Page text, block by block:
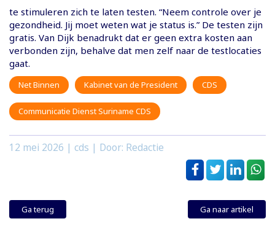
te stimuleren zich te laten testen. “Neem controle over je
gezondheid. Jij moet weten wat je status is.” De testen zijn
gratis. Van Dijk benadrukt dat er geen extra kosten aan
verbonden zijn, behalve dat men zelf naar de testlocaties
gaat.
Net Binnen Kabinet van de President CDS
Communicatie Dienst Suriname CDS
12 mei 2026 | cds | Door: Redactie
Ga terug Ga naar artikel